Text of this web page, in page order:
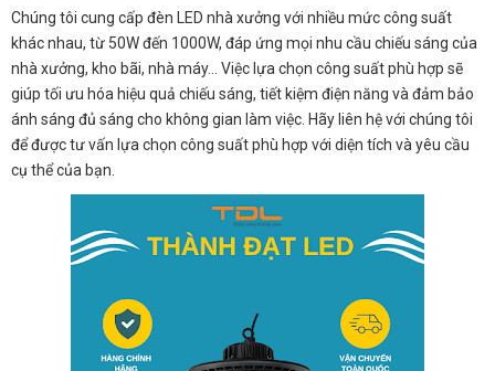
Chúng tôi cung cấp đèn LED nhà xưởng với nhiều mức công suất
khác nhau, từ 50W đến 1000W, đáp ứng mọi nhu cầu chiếu sáng của
nhà xưởng, kho bãi, nhà máy… Việc lựa chọn công suất phù hợp sẽ
giúp tối ưu hóa hiệu quả chiếu sáng, tiết kiệm điện năng và đảm bảo
ánh sáng đủ sáng cho không gian làm việc. Hãy liên hệ với chúng tôi
để được tư vấn lựa chọn công suất phù hợp với diện tích và yêu cầu
cụ thể của bạn.